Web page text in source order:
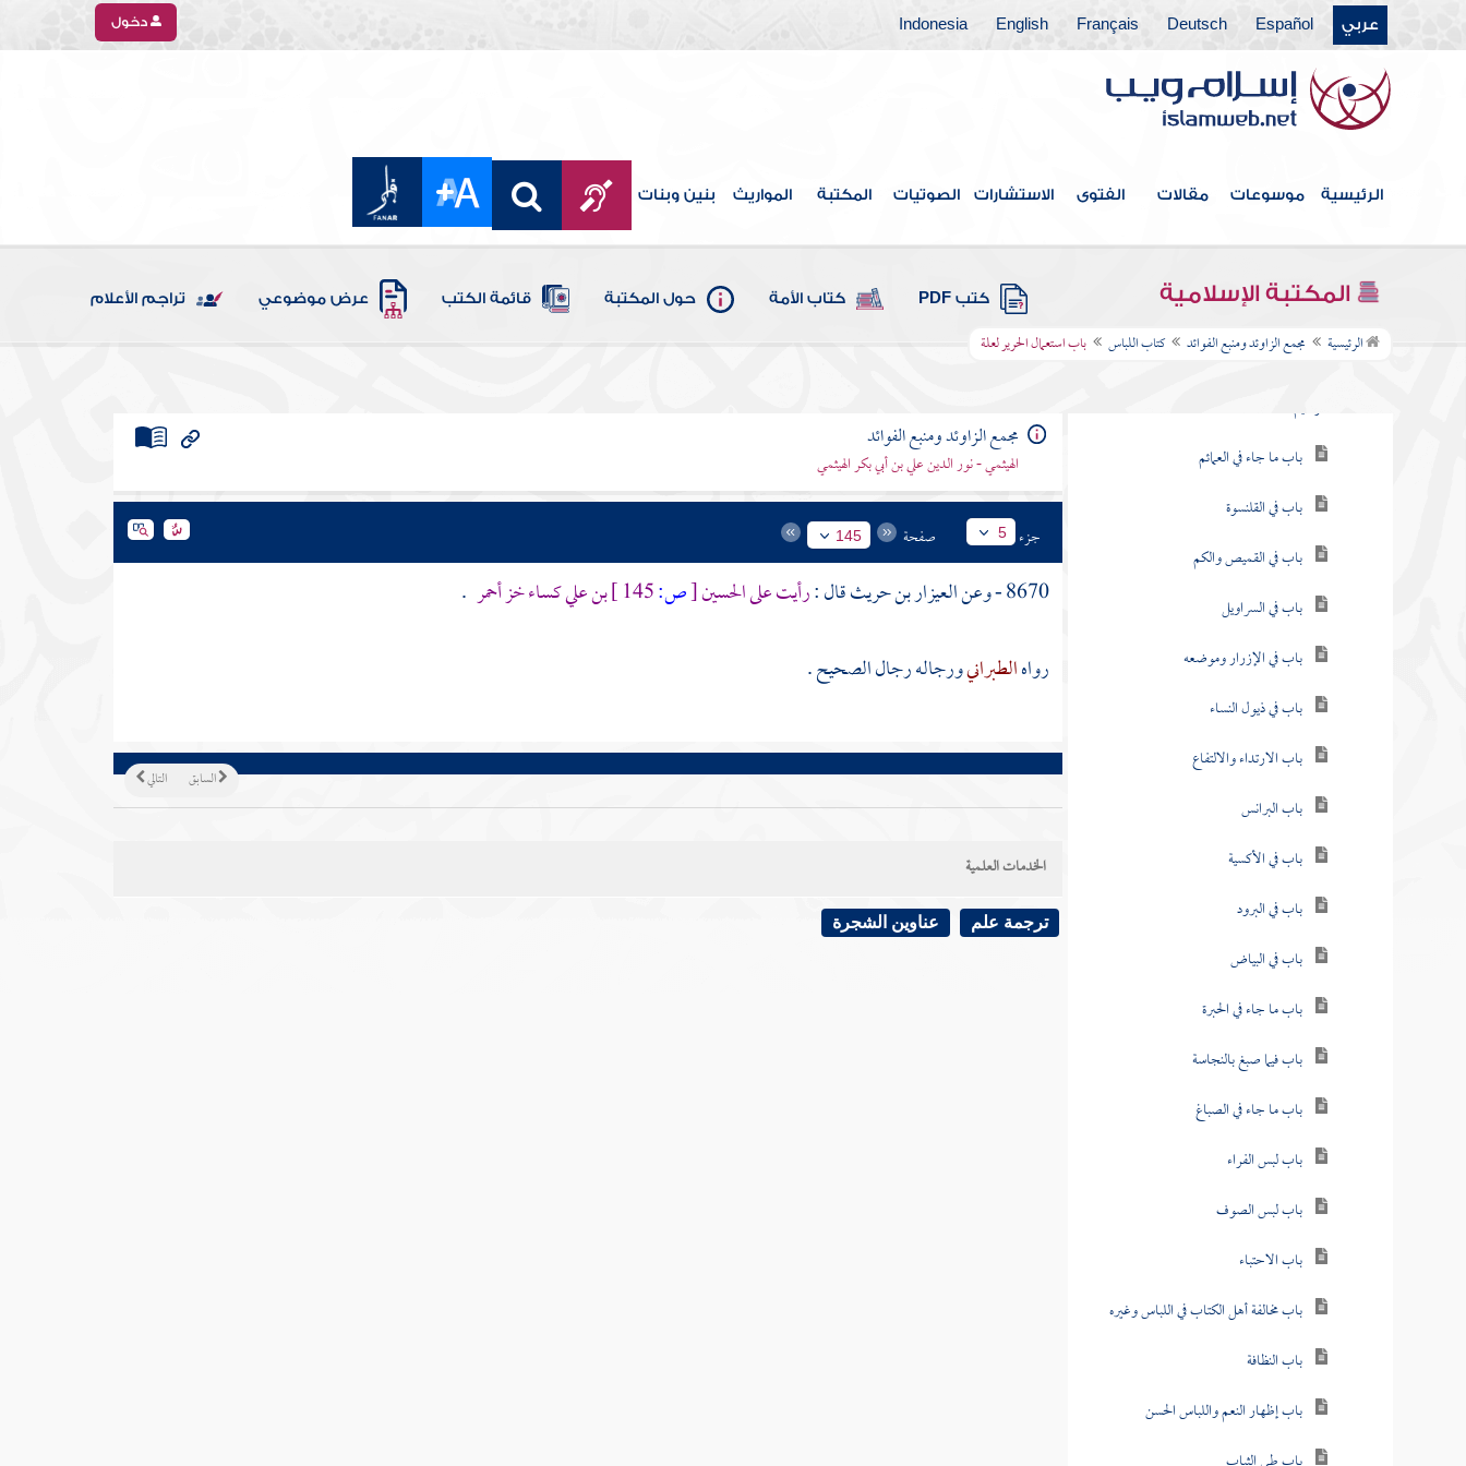
عربي Español
Deutsch
Français
English
Indonesia دخول
الرئيسية موسوعات مقالات الفتوى الاستشارات الصوتيات المكتبة المواريث بنين وبنات
المكتبة الإسلامية كتب PDF كتاب الأمة حول المكتبة قائمة الكتب عرض موضوعي تراجم الأعلام
الرئيسية مجمع الزاوئد ومنبع الفوائد كتاب اللباس باب استعمال الحرير لعلة
كتاب العتق
كتاب النكاح
كتاب الطلاق
كتاب الأطعمة
كتاب الأشربة
كتاب الطب
كتاب اللباس
الرحيم
باب ما جاء في العمائم
باب في القلنسوة
باب في القميص والكم
باب في السراويل
باب في الإزرار وموضعه
باب في ذيول النساء
باب الارتداء والالتفاع
باب البرانس
باب في الأكسية
باب في البرود
باب في البياض
باب ما جاء في الحبرة
باب فيما صبغ بالنجاسة
باب ما جاء في الصباغ
باب لبس الفراء
باب لبس الصوف
باب الاحتباء
باب مخالفة أهل الكتاب في اللباس وغيره
باب النظافة
باب إظهار النعم واللباس الحسن
مجمع الزاوئد ومنبع الفوائد
الهيثمي - نور الدين علي بن أبي بكر الهيثمي
جزء 5 صفحة 145
8670 - وعن العيزار بن حريثقال :رأيت علىالحسين[ص: بن عليكساء خز أحمر .
رواهالطبرانيورجاله رجال الصحيح .
التالي السابق
الخدمات العلمية
ترجمة علم عناوين الشجرة